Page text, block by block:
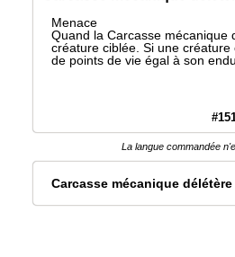
Menace
Quand la Carcasse mécanique
créature ciblée. Si une
de points de vie égal à son
La langue commandée
Carcasse mécanique délétère